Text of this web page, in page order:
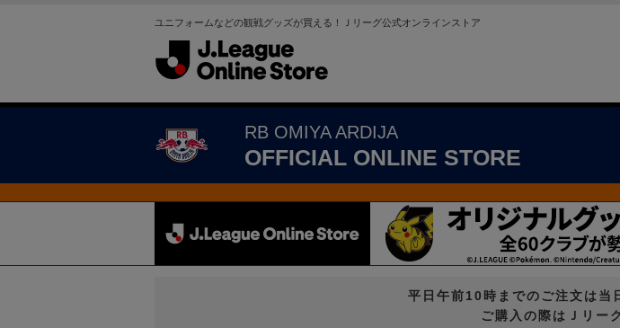
ユニフォームなどの観戦グッズが買える！Ｊリーグ公式オンラインストア
RB OMIYA ARDIJA
OFFICIAL ONLINE STORE
平日午前10時までのご注文は当
ご購入の際はＪリー